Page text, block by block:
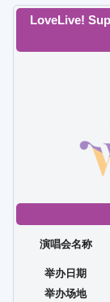
LoveLive!
演唱会名称
举办日期
举办场地